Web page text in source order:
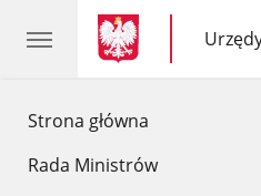
Strona główna
Rada Ministrów
gov.pl
gov.pl
gov.pl
Urzędy
centralne